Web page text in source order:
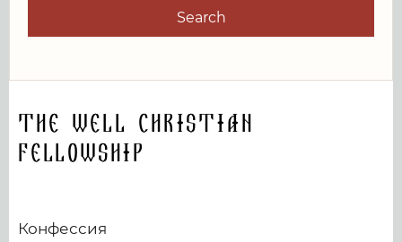
Search
The Well Christian
Fellowship
Конфессия